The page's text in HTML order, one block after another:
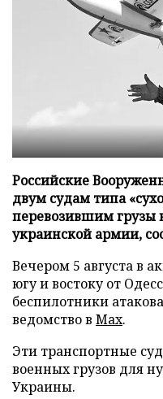
Российские
двум судам типа
перевозившим грузы
украинской армии,
Вечером 5 августа в
югу и востоку от
беспилотники
ведомство в Max.
Эти транспортные
военных грузов для
Украины.